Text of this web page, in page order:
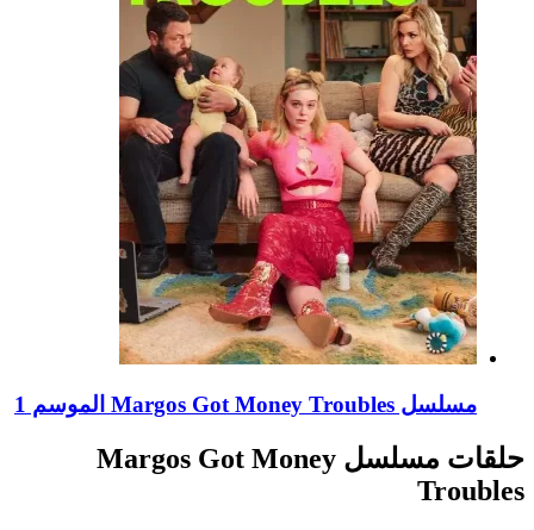
مسلسل Margos Got Money Troubles الموسم 1
حلقات مسلسل Margos Got Money
Troubles